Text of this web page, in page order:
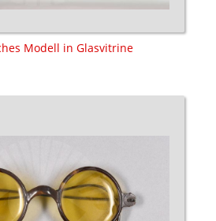
Modell in Glasvitrine